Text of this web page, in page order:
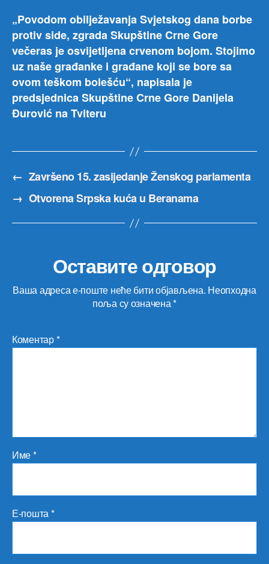
„Povodom obilježavanja Svjetskog dana borbe
protiv side, zgrada Skupštine Crne Gore
večeras je osvijetljena crvenom bojom. Stojimo
uz naše građanke i građane koji se bore sa
ovom teškom bolešću“, napisala je
predsjednica Skupštine Crne Gore Danijela
Đurović na Tviteru
← Završeno 15. zasijedanje Ženskog parlamenta
→ Otvorena Srpska kuća u Beranama
Оставите одговор
Ваша адреса е-поште неће бити објављена. Неопходна
поља су означена*
Коментар*
Име*
Е-пошта*